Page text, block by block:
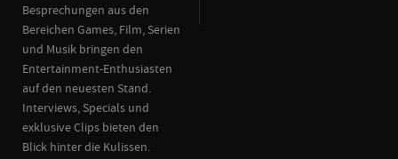
Besprechungen aus den
Bereichen Games, Film, Serien
und Musik bringen den
Entertainment-Enthusiasten
auf den neuesten Stand.
Interviews, Specials und
exklusive Clips bieten den
Blick hinter die Kulissen.